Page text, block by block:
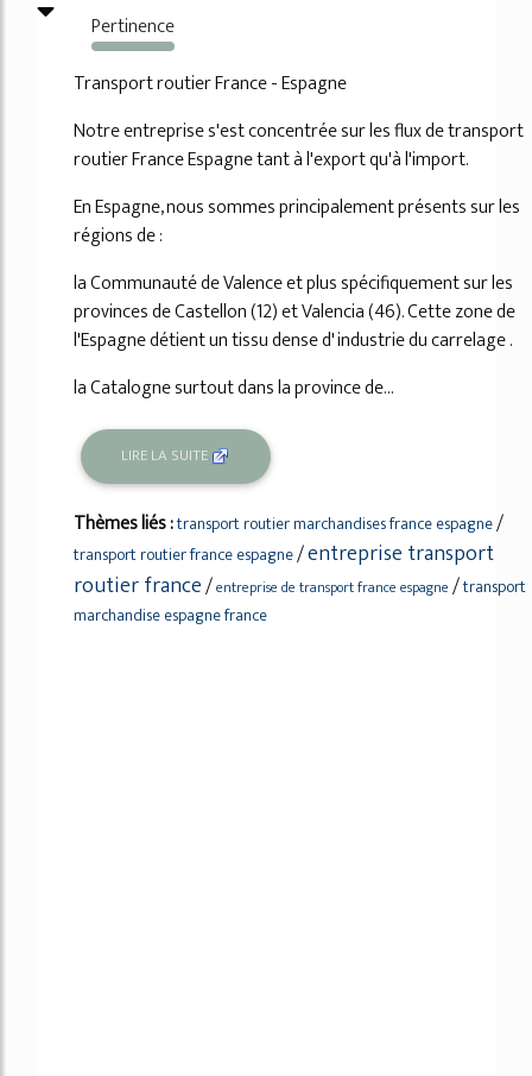
Pertinence
1241%
Transport routier France - Espagne
Notre entreprise s'est concentrée sur les flux de transport
routier France Espagne tant à l'export qu'à l'import.
En Espagne, nous sommes principalement présents sur les
régions de :
la Communauté de Valence et plus spécifiquement sur les
provinces de Castellon (12) et Valencia (46). Cette zone de
l'Espagne détient un tissu dense d' industrie du carrelage .
la Catalogne surtout dans la province de...
LIRE LA SUITE
Thèmes liés :transport routier marchandises france espagne/
transport routier france espagne/entreprise transport
routier france/entreprise de transport france espagne /transport
marchandise espagne france